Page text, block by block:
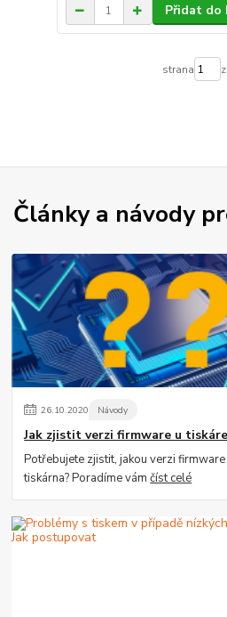
Přidat do
strana
Články a návody
26.10.2020 Návody
Jak zjistit verzi firmware u
Potřebujete zjistit, jakou verzi
tiskárna? Poradíme vámčíst celé